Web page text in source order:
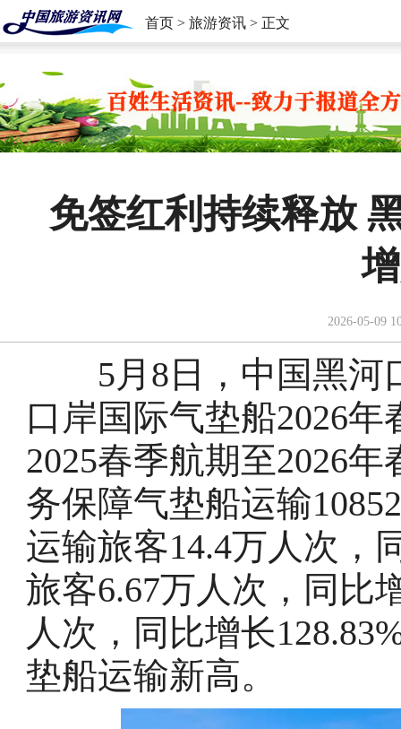
首页 > 旅游资讯 > 正文
免签红利持续释放
2026-05-09
5月8日，中国黑河
口岸国际气垫船2026
2025春季航期至2026
务保障气垫船运输
运输旅客14.4万人次，
旅客6.67万人次，同比
人次，同比增长
垫船运输新高。